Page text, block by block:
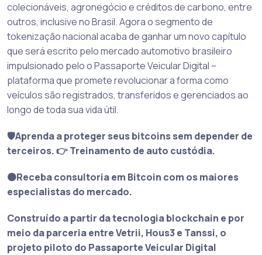
colecionáveis, agronegócio e créditos de carbono, entre
outros, inclusive no Brasil. Agora o segmento de
tokenização nacional acaba de ganhar um novo capítulo
que será escrito pelo mercado automotivo brasileiro
impulsionado pelo o Passaporte Veicular Digital –
plataforma que promete revolucionar a forma como
veículos são registrados, transferidos e gerenciados ao
longo de toda sua vida útil.
🛡️Aprenda a proteger seus bitcoins sem depender de
terceiros. 👉 Treinamento de auto custódia.
🟠Receba consultoria em Bitcoin com os maiores
especialistas do mercado.
Construído a partir da tecnologia blockchain e por
meio da parceria entre Vetrii, Hous3 e Tanssi, o
projeto piloto do Passaporte Veicular Digital